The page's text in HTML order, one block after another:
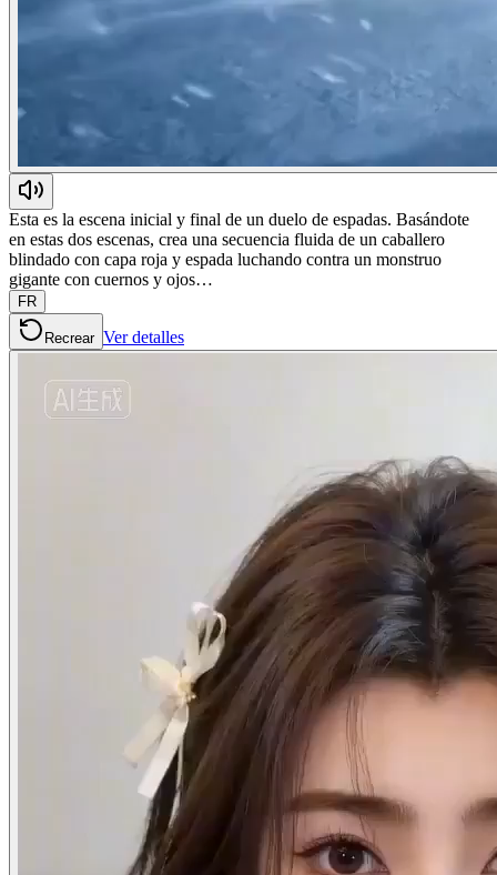
Esta es la escena inicial y final de un duelo de espadas. Basándote
en estas dos escenas, crea una secuencia fluida de un caballero
blindado con capa roja y espada luchando contra un monstruo
gigante con cuernos y ojos…
FR
Recrear Ver detalles